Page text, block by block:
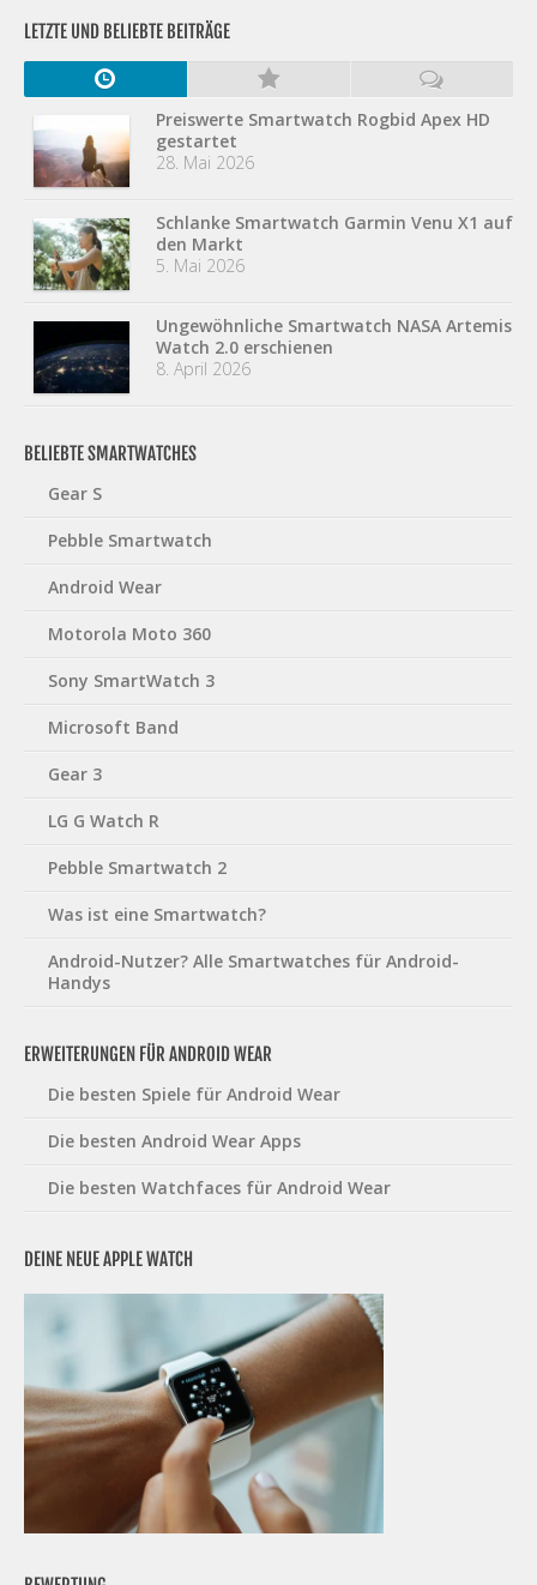
LETZTE UND BELIEBTE BEITRÄGE
Preiswerte Smartwatch Rogbid Apex HD
gestartet
28. Mai 2026
Schlanke Smartwatch Garmin Venu X1 auf
den Markt
5. Mai 2026
Ungewöhnliche Smartwatch NASA Artemis
Watch 2.0 erschienen
8. April 2026
BELIEBTE SMARTWATCHES
Gear S
Pebble Smartwatch
Android Wear
Motorola Moto 360
Sony SmartWatch 3
Microsoft Band
Gear 3
LG G Watch R
Pebble Smartwatch 2
Was ist eine Smartwatch?
Android-Nutzer? Alle Smartwatches für Android-
Handys
ERWEITERUNGEN FÜR ANDROID WEAR
Die besten Spiele für Android Wear
Die besten Android Wear Apps
Die besten Watchfaces für Android Wear
DEINE NEUE APPLE WATCH